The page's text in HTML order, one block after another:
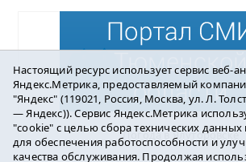
Погода в Ялуторовске
Настоящий ресурс использует сервис веб-
Яндекс.Метрика, предоставляемый
"Яндекс" (119021, Россия, Москва, ул. Л.
— Яндекс)). Сервис Яндекс.Метрика
"cookie" с целью сбора технических данных
для обеспечения работоспособности и
качества обслуживания. Продолжая